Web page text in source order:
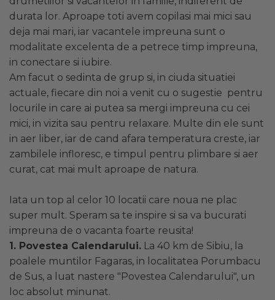
Patura Forma Ursulet
Patura Nou Nascuti
Fasa
Sac de Dormit
Sac de Infasat
Scutec de Infasat
Sistem - Vara
Sistem Nou Nascut
Sistem 0-3 Luni
Sistem 3-6 luni
Sistem 6-9 Luni
Sistem Ieftin
Scutece
140x70
Saltele
Baldachin
Cearsafuri si protectii
Somn
Speciala
Suport
Sustinere
Torticolis
VARSTA
3 Luni
6 Luni
1 An
SETURI
Set Pilota si Perna
Set Cuverturi si Pernute
Copii - Bumbac
Copii - Gluga
Copii - Plaja
Copii - Plaja cu Gluga
Copii - Poncho
Copii - Poncho Plaja
Cu Capison
Cu Capison - Bebe
Personalizate
Roz
Pat Stivuibil
Scaune
Lemn
Mese
Modulare
Sortulete
CRESA
Ghiozdane
Ghiozdane Fete
Ghiozdane Baieti
durata lor. Aproape toti avem copilasi mai mici sau
deja mai mari, iar vacantele impreuna sunt o
modalitate excelenta de a petrece timp impreuna,
in conectare si iubire.
Am facut o sedinta de grup si, in ciuda situatiei
actuale, fiecare din noi a venit cu o sugestie pentru
locurile in care ai putea sa mergi impreuna cu cei
mici, in vizita sau pentru relaxare. Multe din ele sunt
in aer liber, iar de cand afara temperatura creste, iar
zambilele infloresc, e timpul pentru plimbare si aer
curat, cat mai mult aproape de natura.
Iata un top al celor 10 locatii care noua ne plac
super mult. Speram sa te inspire si sa va bucurati
impreuna de o vacanta foarte reusita!
1. Povestea Calendarului. La 40 km de Sibiu, la
poalele muntilor Fagaras, in localitatea Porumbacu
de Sus, a luat nastere "Povestea Calendarului", un
loc absolut minunat.